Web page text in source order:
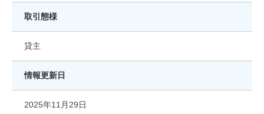
取引態様
貸主
情報更新日
2025年11月29日